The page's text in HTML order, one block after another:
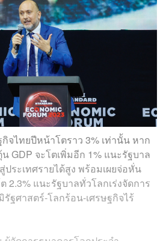
จไทยปีหน้าโตราว 3% เท่านั้น หาก
GDP จะโตเพิ่มอีก 1% แนะรัฐบาล
ประเทศรายได้สูง พร้อมเผยจ่อหั่น
2.3% แนะรัฐบาลทั่วโลกเร่งจัดการ
ฐศาสตร์-โลกร้อน-เศรษฐกิจไร้